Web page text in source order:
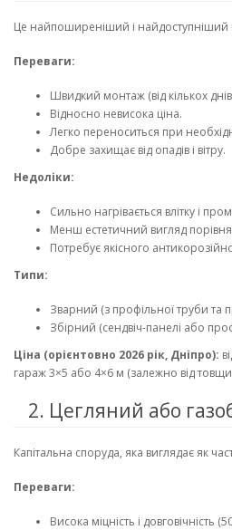
Це найпоширеніший і найдоступніший
Переваги:
Швидкий монтаж (від кількох
Відносно невисока ціна.
Легко переноситься при
Добре захищає від опадів і вітру.
Недоліки:
Сильно нагрівається влітку і
Менш естетичний вигляд
Потребує якісного
Типи:
Зварний (з профільної труби та
Збірний (сендвіч-панелі або
Ціна (орієнтовно 2026 рік, Дніпро):
гараж 3×5 або 4×6 м (залежно від
2. Цегляний або
Капітальна споруда, яка виглядає як
Переваги:
Висока міцність і довговічність